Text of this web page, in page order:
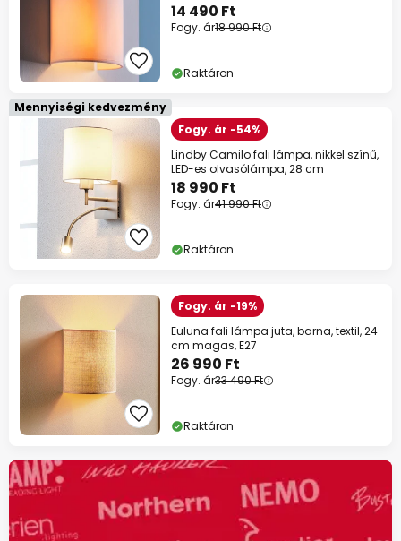
14 490 Ft
Fogy. ár18 990 Ft
Raktáron
Mennyiségi kedvezmény
Fogy. ár -54%
Lindby Camilo fali lámpa, nikkel színű,
LED-es olvasólámpa, 28 cm
18 990 Ft
Fogy. ár41 990 Ft
Raktáron
Fogy. ár -19%
Euluna fali lámpa juta, barna, textil, 24
cm magas, E27
26 990 Ft
Fogy. ár33 490 Ft
Raktáron